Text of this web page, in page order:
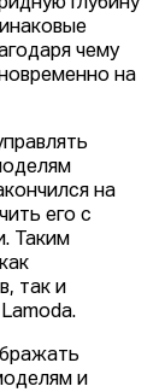
чему
на
на
его с
Таким
так и
и